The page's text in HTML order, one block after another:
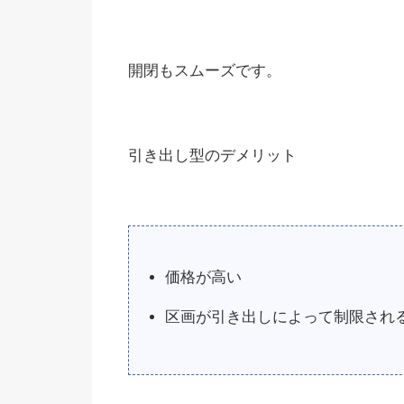
開閉もスムーズです。
引き出し型のデメリット
価格が高い
区画が引き出しによって制限され